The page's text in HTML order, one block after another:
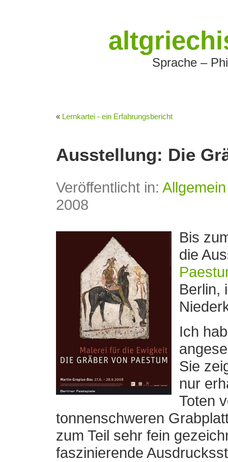
Sprache –
« Lernkartei - ein Erfahrungsbericht
Ausstellung: Die
Veröffentlicht in: Allgemein
2008
Bis
die
Berlin,
Ich
Sie
nur
Toten
tonnenschweren
zum Teil sehr fein
faszinierende